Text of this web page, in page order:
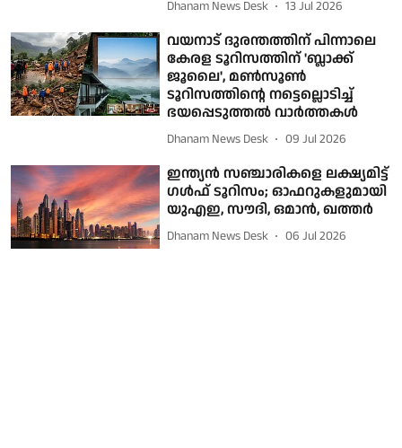
Dhanam News Desk 13 Jul 2026
വയനാട് ദുരന്തത്തിന് പിന്നാലെ
കേരള ടൂറിസത്തിന് 'ബ്ലാക്ക്
ജൂലൈ', മണ്‍സൂണ്‍
ടൂറിസത്തിന്റെ നട്ടെല്ലൊടിച്ച്
ഭയപ്പെടുത്തല്‍ വാര്‍ത്തകള്‍
Dhanam News Desk 09 Jul 2026
ഇന്ത്യൻ സഞ്ചാരികളെ ലക്ഷ്യമിട്ട്
ഗൾഫ് ടൂറിസം; ഓഫറുകളുമായി
യുഎഇ, സൗദി, ഒമാൻ, ഖത്തർ
Dhanam News Desk 06 Jul 2026